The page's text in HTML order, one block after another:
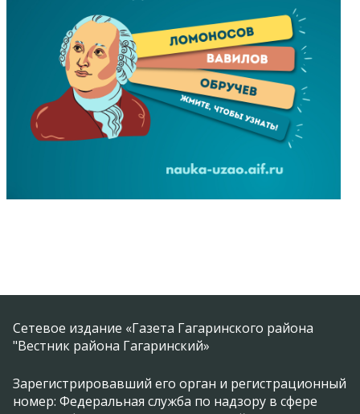
Сетевое издание «Газета Гагаринского района
"Вестник района Гагаринский»
Зарегистрировавший его орган и регистрационный
номер: Федеральная служба по надзору в сфере